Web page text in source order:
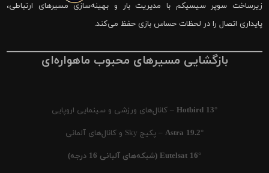
زیرساخت سوپر سیسیکم با مدیریت بار و بهینه‌سازی مسیرهای ارتباطی،
پایداری اتصال را در لحظات حساس بازی حفظ می‌کند.
بازگشایی مسیرهای محبوب ماهواره‌ای
Hotbird 13° – کانال‌های ورزشی و سینمایی اروپایی
Astra 19.2° – پکیج Sky و کانال‌های آلمانی
Eutelsat 16° (شبکه‌های آلبانی 16 درجه)